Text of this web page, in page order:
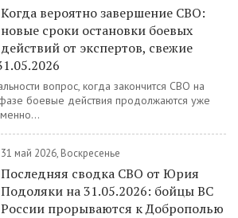
Когда вероятно завершение СВО:
новые сроки остановки боевых
действий от экспертов, свежие
вопрос, когда закончится СВО на
боевые действия продолжаются уже
31 май 2026, Воскресенье
Последняя сводка СВО от Юрия
Подоляки на 31.05.2026: бойцы ВС
России прорываются к Доброполью